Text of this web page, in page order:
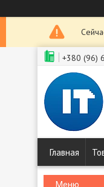
+380 (96)
Главная